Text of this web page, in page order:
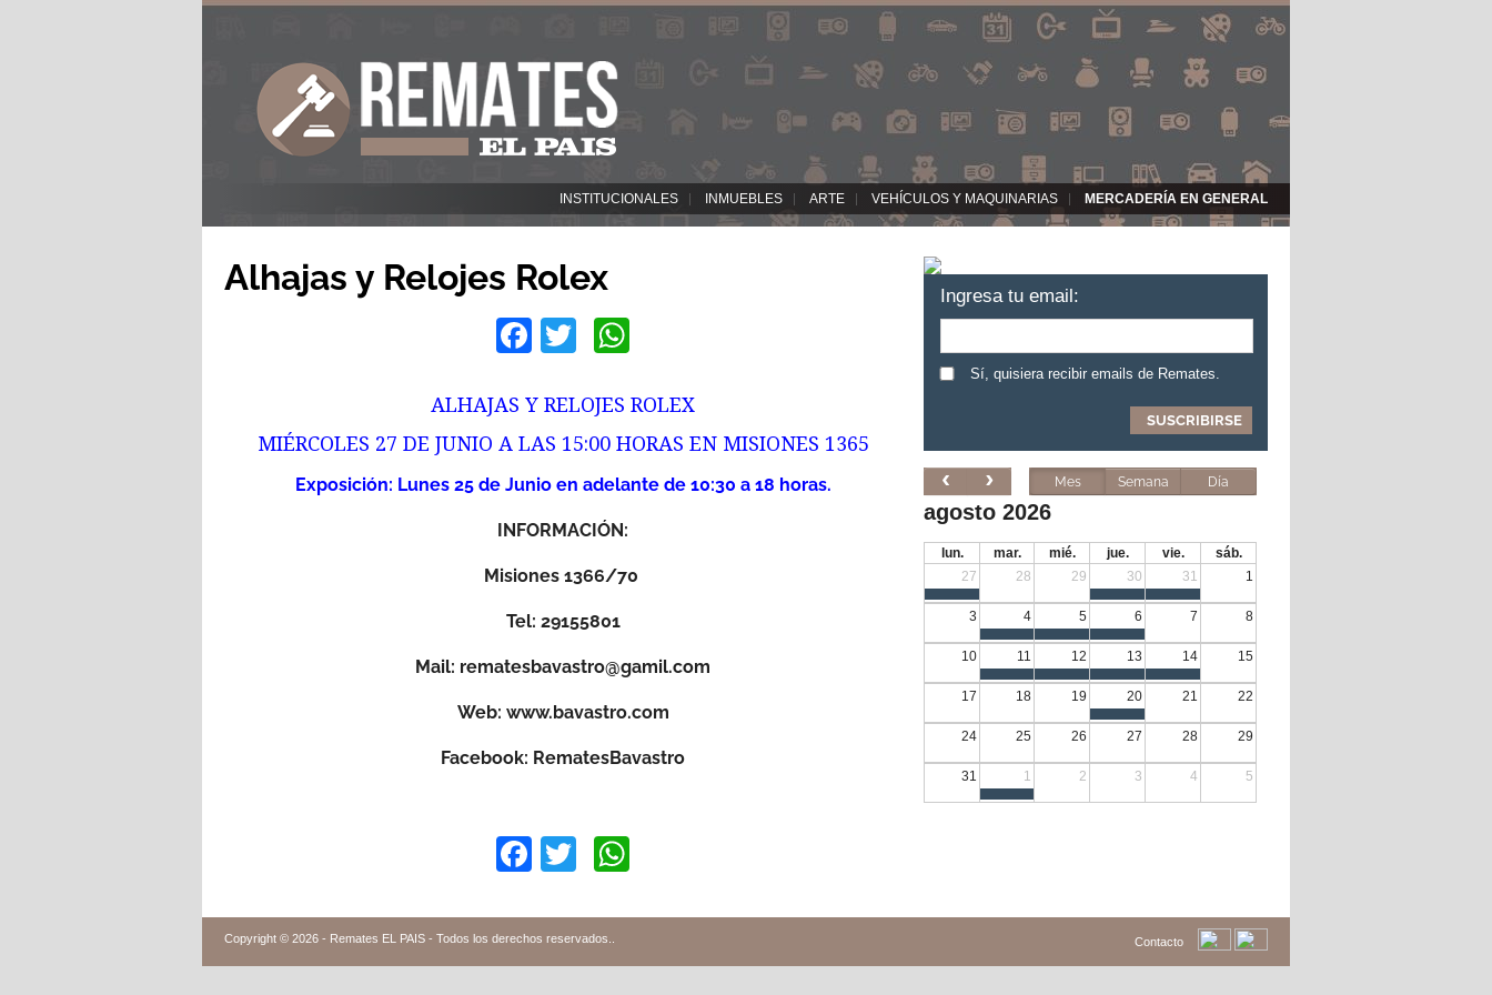
INSTITUCIONALES INMUEBLES ARTE VEHÍCULOS Y MAQUINARIAS MERCADERÍA EN GENERAL
Alhajas y Relojes Rolex
Facebook
Twitter
ALHAJAS Y RELOJES ROLEX
MIÉRCOLES 27 DE JUNIO A LAS 15:00 HORAS EN MISIONES 1365
Exposición: Lunes 25 de Junio en adelante de 10:30 a 18 horas.
INFORMACIÓN:
Misiones 1366/70
Tel: 29155801
Mail: rematesbavastro@gamil.com
Web: www.bavastro.com
Facebook: RematesBavastro
Facebook
Twitter
Ingresa tu email:
Sí, quisiera recibir emails de Remates.
Mes Semana Día
agosto 2026
lun. mar. mié. jue. vie.
sáb.
27
28 29 30 31 1
3 4 5 6 7 8
10 11 12 13 14 15
17 18 19 20 21 22
24 25 26 27 28 29
31 1 2 3 4 5
Contacto
Copyright © 2026 - Remates EL PAIS - Todos los derechos reservados.